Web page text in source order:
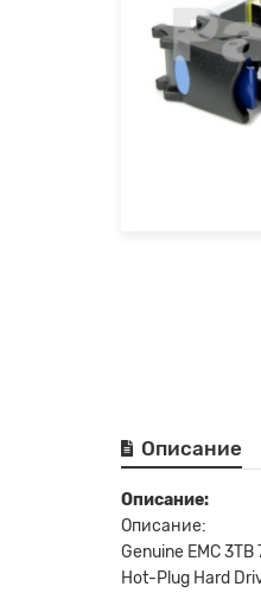
Описание
Описание:
Описание:
Genuine EMC
Hot-Plug Hard